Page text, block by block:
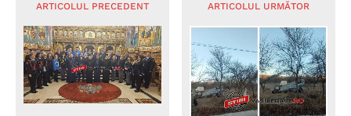
ARTICOLUL PRECEDENT ARTICOLUL URMĂTOR